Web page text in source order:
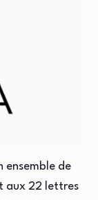
ensemble de
aux 22 lettres